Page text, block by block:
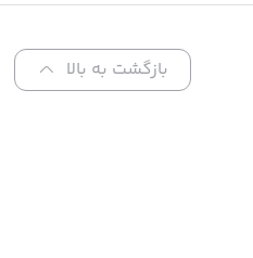
بازگشت به بالا